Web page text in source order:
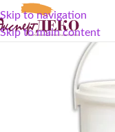
Skip to navigation
Skip to main content